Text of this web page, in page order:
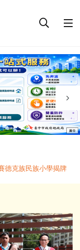
德克族民族小學揭牌